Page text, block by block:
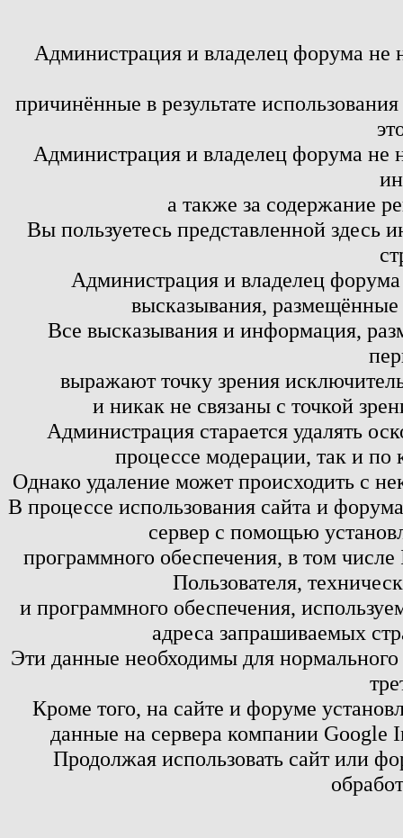
Администрация и владелец форума не
причинённые в результате
Администрация и владелец форума не
а также за содержание
Вы пользуетесь представленной здесь
Администрация и владелец
высказывания,
Все высказывания и информация,
выражают точку зрения
и никак не связаны с точкой
Администрация старается удалять
процессе модерации, так и по
Однако удаление может происходить с
В процессе использования сайта и
сервер с помощью
программного обеспечения, в том
Пользователя,
и программного обеспечения,
адреса запрашиваемых
Эти данные необходимы для
Кроме того, на сайте и форуме
данные на сервера компании
Продолжая использовать сайт или